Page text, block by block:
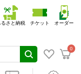
0
るさと納税 チケット オーダー